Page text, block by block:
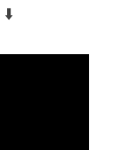
⬇️